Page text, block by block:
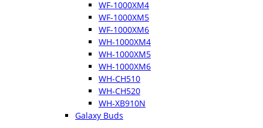
WF-1000XM4
WF-1000XM5
WF-1000XM6
WH-1000XM4
WH-1000XM5
WH-1000XM6
WH-CH510
WH-CH520
WH-XB910N
Galaxy Buds